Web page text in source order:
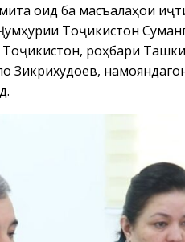
оид ба масъалаҳои
Тоҷикистон
роҳбари
Зикрихудоев,